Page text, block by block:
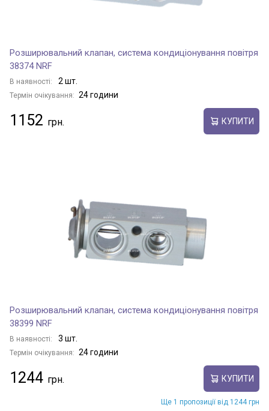
Розширювальний клапан, система кондиціонування повітря
38374 NRF
В наявності: 2 шт.
Термін очікування: 24 години
1152 КУПИТИ
Розширювальний клапан, система кондиціонування повітря
38399 NRF
В наявності: 3 шт.
Термін очікування: 24 години
1244 КУПИТИ
Ще 1 пропозиції від 1244 грн